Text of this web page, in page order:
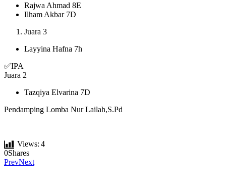
Rajwa Ahmad 8E
Ilham Akbar 7D
Juara 3
Layyina Hafna 7h
✅IPA
Juara 2
Tazqiya Elvarina 7D
Pendamping Lomba Nur Lailah,S.Pd
Views: 4
0Shares
PrevNext